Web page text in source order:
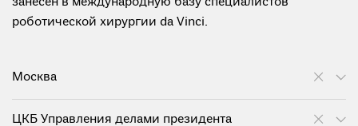
роботической хирургии da Vinci.
Москва
ЦКБ Управления делами президента